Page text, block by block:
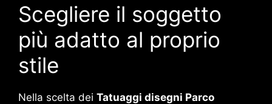
Scegliere il soggetto
più adatto al proprio
stile
Nella scelta dei Tatuaggi disegni Parco